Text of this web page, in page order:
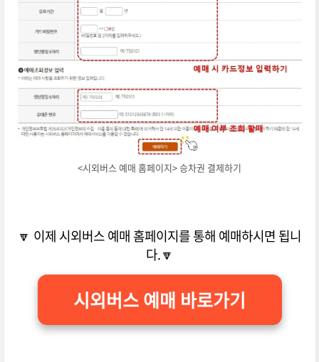
<시외버스 예매 홈페이지> 승차권 결제하기
🔽 이제 시외버스 예매 홈페이지를 통해 예매하시면 됩니
다.🔽
시외버스 예매 바로가기